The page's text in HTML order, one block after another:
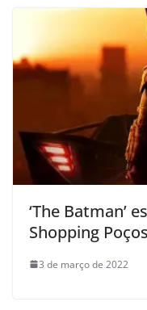
‘The Batman’
Shopping
3 de março de 2022